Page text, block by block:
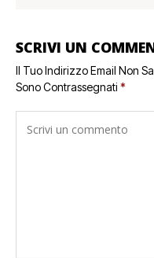
SCRIVI UN
Il Tuo Indirizzo Email Non
Sono Contrassegnati *